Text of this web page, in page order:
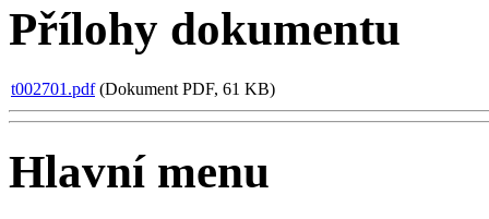
Přílohy dokumentu
t002701.pdf(Dokument PDF, 61 KB)
Hlavní menu